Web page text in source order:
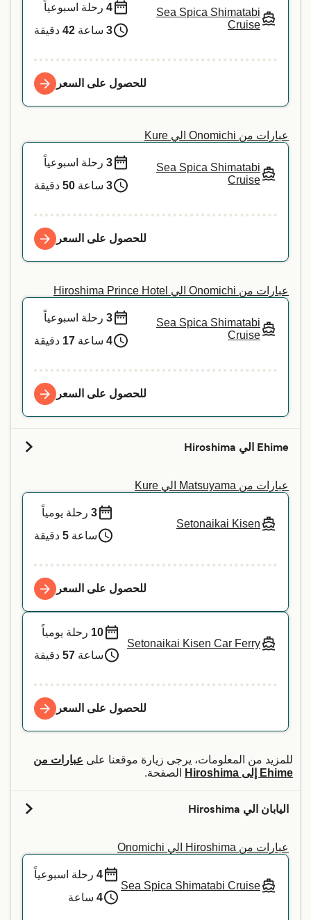
Sea Spica Shimatabi
Cruise
4رحلة اسبوعياً
3 ساعة42دقيقة
للحصول على السعر
عبارات من Onomichi الي Kure
Sea Spica Shimatabi
Cruise
3رحلة اسبوعياً
3 ساعة50دقيقة
للحصول على السعر
عبارات من Onomichi الي Hiroshima Prince Hotel
Sea Spica Shimatabi
Cruise
3رحلة اسبوعياً
4 ساعة17دقيقة
للحصول على السعر
Ehime الي Hiroshima
عبارات من Matsuyama الي Kure
Setonaikai Kisen
3رحلة يومياً
ساعة5دقيقة
للحصول على السعر
Setonaikai Kisen Car Ferry
10رحلة يومياً
ساعة57دقيقة
للحصول على السعر
للمزيد من المعلومات، يرجى زيارة موقعنا علىعبارات من
Ehime إلى Hiroshima
الصفحة.
اليابان الي Hiroshima
عبارات من Hiroshima الي Onomichi
Sea Spica Shimatabi Cruise
4رحلة اسبوعياً
4 ساعة